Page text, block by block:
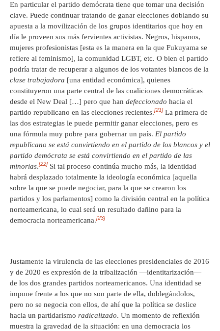
En particular el partido demócrata tiene que tomar una decisión
clave. Puede continuar tratando de ganar elecciones doblando su
apuesta a la movilización de los grupos identitarios que hoy en
día le proveen sus más fervientes activistas. Negros, hispanos,
mujeres profesionistas [esta es la manera en la que Fukuyama se
refiere al feminismo], la comunidad LGBT, etc. O bien el partido
podría tratar de recuperar a algunos de los votantes blancos de la
clase trabajadora [una entidad económica], quienes
constituyeron una parte central de las coaliciones democráticas
desde el New Deal […] pero que han defeccionado hacia el
partido republicano en las elecciones recientes.[21] La primera de
las dos estrategias le puede permitir ganar elecciones, pero es
una fórmula muy pobre para gobernar un país. El partido
republicano se está convirtiendo en el partido de los blancos y el
partido demócrata se está convirtiendo en el partido de las
minorías.[22] Si tal proceso continúa mucho más, la identidad
habrá desplazado totalmente la ideología económica [aquella
sobre la que se puede negociar, para la que se crearon los
partidos y los parlamentos] como la división central en la política
norteamericana, lo cual será un resultado dañino para la
democracia norteamericana.[23]
Justamente la virulencia de las elecciones presidenciales de 2016
y de 2020 es expresión de la tribalización ―identitarización―
de los dos grandes partidos norteamericanos. Una identidad se
impone frente a los que no son parte de ella, doblegándolos,
pero no se negocia con ellos, de ahí que la política se deslice
hacia un partidarismo radicalizado. Un momento de reflexión
muestra la gravedad de la situación: en una democracia los